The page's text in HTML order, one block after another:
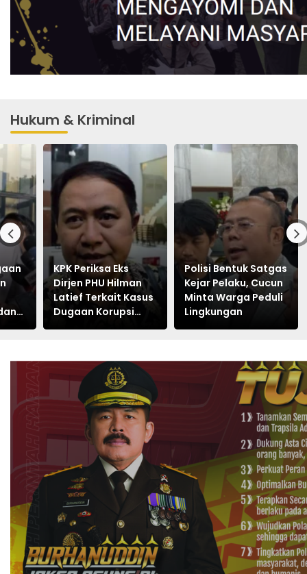
Hukum & Kriminal
KPK Selidiki Dugaan
Korupsi Layanan
Notifikasi
Perbankan BRI dan
Telkom
KPK Periksa Eks
Dirjen PHU Hilman
Latief Terkait Kasus
Dugaan Korupsi
Kuota Haji Khusus